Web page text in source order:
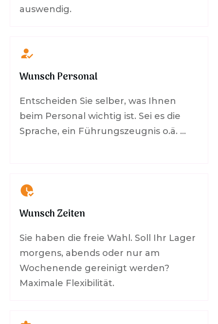
auswendig.
Wunsch Personal
Entscheiden Sie selber, was Ihnen
beim Personal wichtig ist. Sei es die
Sprache, ein Führungszeugnis o.ä. …
Wunsch Zeiten
Sie haben die freie Wahl. Soll Ihr Lager
morgens, abends oder nur am
Wochenende gereinigt werden?
Maximale Flexibilität.